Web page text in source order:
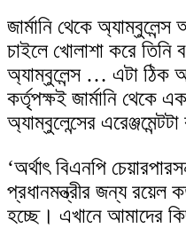
জার্মানি থেকে
চাইলে খোলাশা করে তিনি
অ্যাম্বুলেন্স … এটা ঠিক
কর্তৃপক্ষই জার্মানি থেকে
অ্যাম্বুলেন্সের
‘অর্থাৎ বিএনপি
প্রধানমন্ত্রীর জন্য রয়েল
হচ্ছে। এখানে আমাদের